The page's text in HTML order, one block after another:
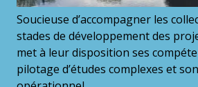
Soucieuse d’accompagner les
stades de développement des
met à leur disposition ses
pilotage d’études complexes et